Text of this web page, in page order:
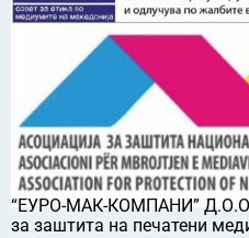
“ЕУРО-МАК-КОМПАНИ” Д.О.О
за заштита на печатени